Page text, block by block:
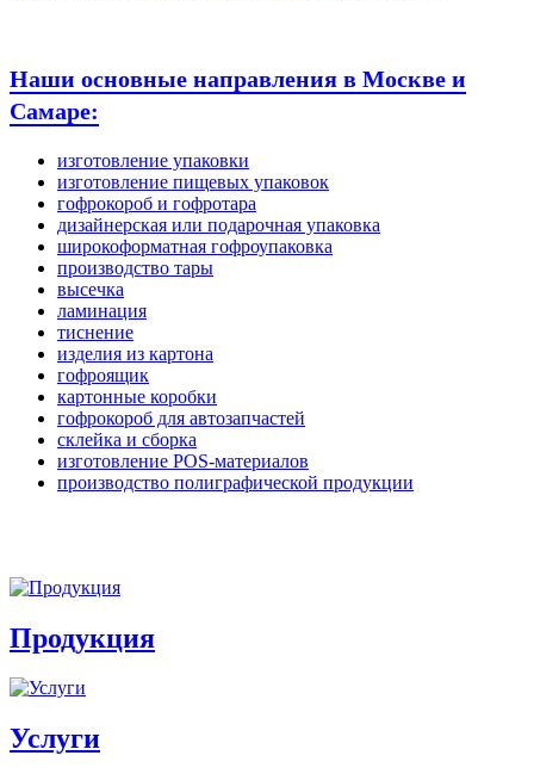
Наши основные направления в Москве и
Самаре:
изготовление упаковки
изготовление пищевых упаковок
гофрокороб и гофротара
дизайнерская или подарочная упаковка
широкоформатная гофроупаковка
производство тары
высечка
ламинация
тиснение
изделия из картона
гофроящик
картонные коробки
гофрокороб для автозапчастей
склейка и сборка
изготовление POS-материалов
производство полиграфической продукции
Продукция
Услуги